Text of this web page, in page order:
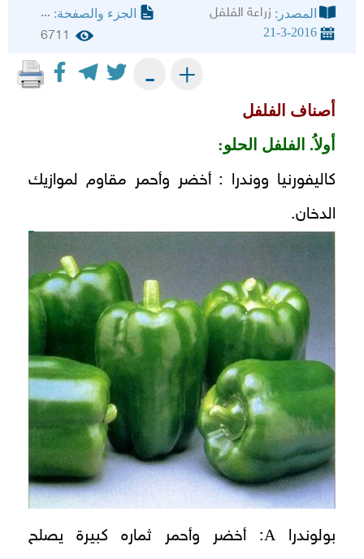
المصدر: زراعة الفلفل الجزء والصفحة: ...
21-3-2016
6711
+
-
أصناف الفلفل
أولاُ. الفلفل الحلو:
كاليفورنيا ووندرا : أخضر وأحمر مقاوم لموازيك
الدخان.
بولوندراA: أخضر وأحمر ثماره كبيرة يصلح